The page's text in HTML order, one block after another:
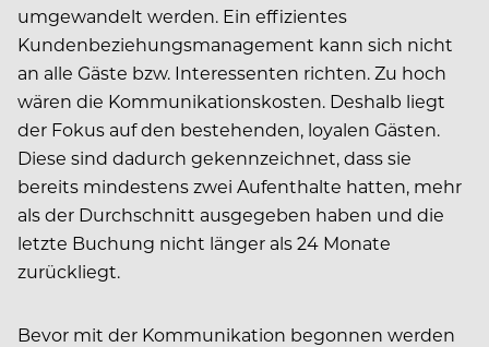
umgewandelt werden. Ein effizientes
Kundenbeziehungsmanagement kann sich nicht
an alle Gäste bzw. Interessenten richten. Zu hoch
wären die Kommunikationskosten. Deshalb liegt
der Fokus auf den bestehenden, loyalen Gästen.
Diese sind dadurch gekennzeichnet, dass sie
bereits mindestens zwei Aufenthalte hatten, mehr
als der Durchschnitt ausgegeben haben und die
letzte Buchung nicht länger als 24 Monate
zurückliegt.
Bevor mit der Kommunikation begonnen werden